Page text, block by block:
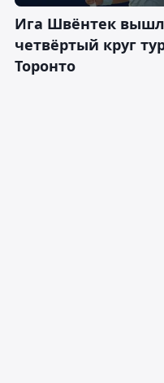
Ига Швёнтек
четвёртый круг
Торонто